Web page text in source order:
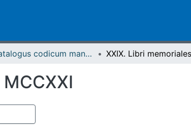
Catalogus codicum manuscriptorum Bibliothecae Academicae Gissensis – Adrian